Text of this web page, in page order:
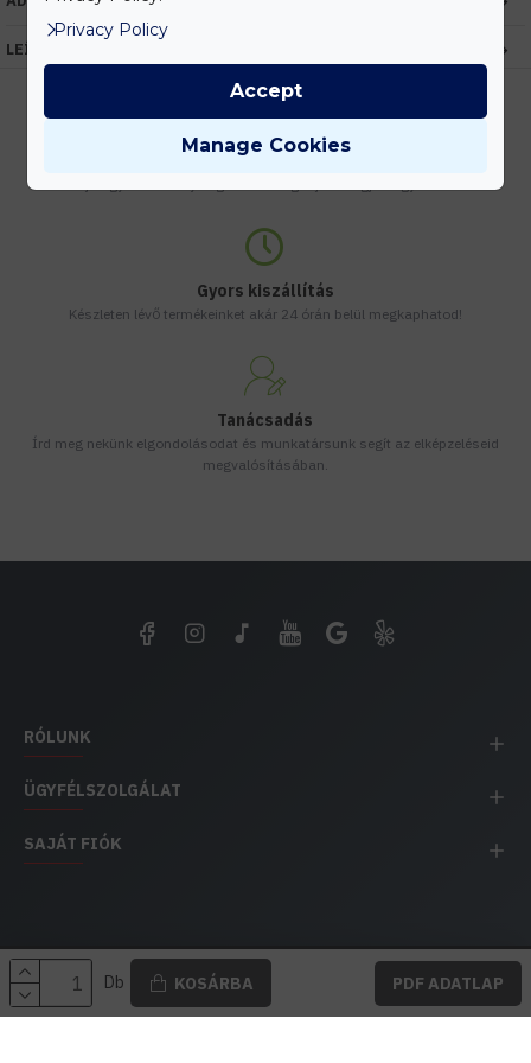
Db KOSÁRBA PDF ADATLAP
LEÍRÁS
Kedvezmények
Gyors kiszállítás
Készleten lévő termékeinket akár 24 órán belül megkaphatod!
Tanácsadás
Írd meg nekünk elgondolásodat és munkatársunk segít az elképzeléseid
megvalósításában.
RÓLUNK
ÜGYFÉLSZOLGÁLAT
SAJÁT FIÓK
EH IMPEX / Copyright © 1991-2025 Energia Háza
Privacy Policy
Manage Cookies
Accept